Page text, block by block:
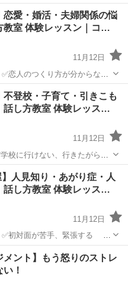
定着のために建築図面の作図
恋愛・婚活・夫婦関係の悩
教室 体験レッスン｜コ…
11月12日
に上手く告白できない ✅長
活が上手くいかない ✅夫婦仲
コミュニケーション
不登校・子育て・引きこも
話し方教室 体験レッス…
11月12日
りになってしまった ✅子供の
✅子供にどう接して良いか分
レッスン
人見知り・あがり症・人
話し方教室 体験レッス…
11月12日
くできない ✅人前で話すと
い ✅対人関係の自信がない
あがり症
メント】もう怒りのストレ
！